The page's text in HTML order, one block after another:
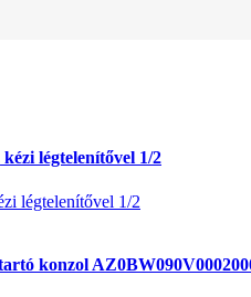
légtelenítővel 1/2
légtelenítővel 1/2
konzol